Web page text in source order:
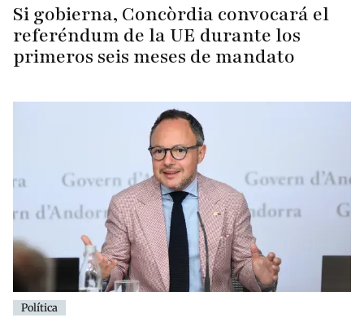
Si gobierna, Concòrdia convocará el
referéndum de la UE durante los
primeros seis meses de mandato
Política